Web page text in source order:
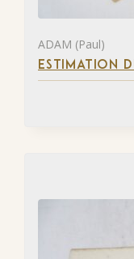
ADAM (Paul)
ESTIMATION